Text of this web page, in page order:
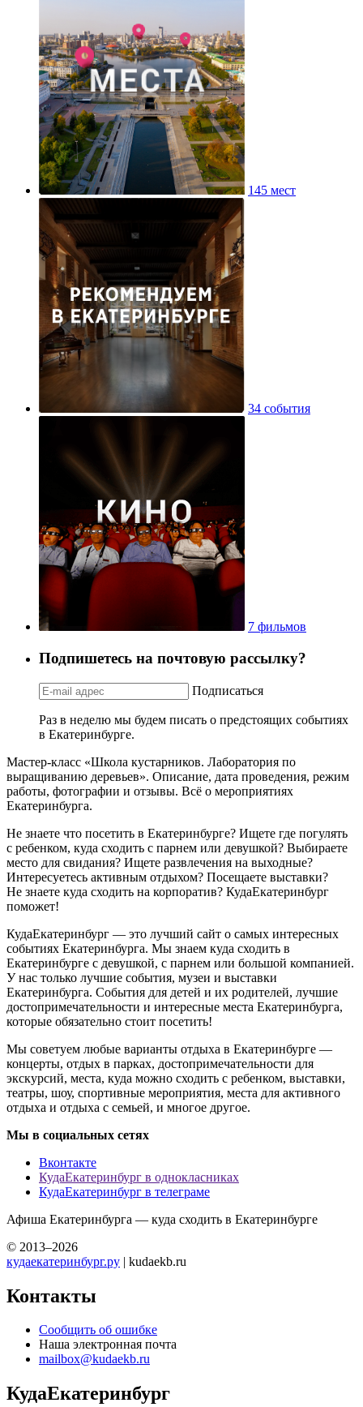
145 мест
34 события
7 фильмов
Подпишетесь на почтовую рассылку?
Подписаться
Раз в неделю мы будем писать о предстоящих событиях
в Екатеринбурге.
Мастер-класс «Школа кустарников. Лаборатория по
выращиванию деревьев». Описание, дата проведения, режим
работы, фотографии и отзывы. Всё о мероприятиях
Екатеринбурга.
Не знаете что посетить в Екатеринбурге? Ищете где погулять
с ребенком, куда сходить с парнем или девушкой? Выбираете
место для свидания? Ищете развлечения на выходные?
Интересуетесь активным отдыхом? Посещаете выставки?
Не знаете куда сходить на корпоратив? КудаЕкатеринбург
поможет!
КудаЕкатеринбург — это лучший сайт о самых интересных
событиях Екатеринбурга. Мы знаем куда сходить в
Екатеринбурге с девушкой, с парнем или большой компанией.
У нас только лучшие события, музеи и выставки
Екатеринбурга. События для детей и их родителей, лучшие
достопримечательности и интересные места Екатеринбурга,
которые обязательно стоит посетить!
Мы советуем любые варианты отдыха в Екатеринбурге —
концерты, отдых в парках, достопримечательности для
экскурсий, места, куда можно сходить с ребенком, выставки,
театры, шоу, спортивные мероприятия, места для активного
отдыха и отдыха с семьей, и многое другое.
Мы в социальных сетях
Вконтакте
КудаЕкатеринбург в однокласниках
КудаЕкатеринбург в телеграме
Афиша Екатеринбурга — куда сходить в Екатеринбурге
© 2013–2026
кудаекатеринбург.ру | kudaekb.ru
Контакты
Сообщить об ошибке
Наша электронная почта
mailbox@kudaekb.ru
КудаЕкатеринбург